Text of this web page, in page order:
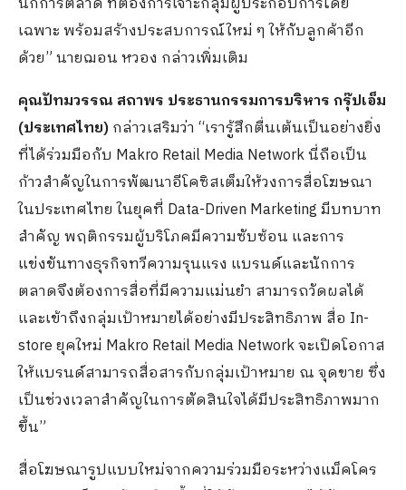
เฉพาะ พร้อมสร้างประสบการณ์ใหม่ ๆ ให้กับลูกค้าอีก
ด้วย” นายฌอน หวอง กล่าวเพิ่มเติม
คุณปัทมวรรณ สถาพร ประธานกรรมการบริหาร กรุ๊ปเอ็ม
(ประเทศไทย)กล่าวเสริมว่า “เรารู้สึกตื่นเต้นเป็นอย่างยิ่ง
ที่ได้ร่วมมือกับ Makro Retail Media Network นี่ถือเป็น
ก้าวสำคัญในการพัฒนาอีโคซิสเต็มให้วงการสื่อโฆษณา
ในประเทศไทย ในยุคที่ Data-Driven Marketing มีบทบาท
สำคัญ พฤติกรรมผู้บริโภคมีความซับซ้อน และการ
แข่งขันทางธุรกิจทวีความรุนแรง แบรนด์และนักการ
ตลาดจึงต้องการสื่อที่มีความแม่นยำ สามารถวัดผลได้
และเข้าถึงกลุ่มเป้าหมายได้อย่างมีประสิทธิภาพ สื่อ In-
store ยุคใหม่ Makro Retail Media Network จะเปิดโอกาส
ให้แบรนด์สามารถสื่อสารกับกลุ่มเป้าหมาย ณ จุดขาย ซึ่ง
เป็นช่วงเวลาสำคัญในการตัดสินใจได้มีประสิทธิภาพมาก
ขึ้น”
สื่อโฆษณารูปแบบใหม่จากความร่วมมือระหว่างแม็คโคร